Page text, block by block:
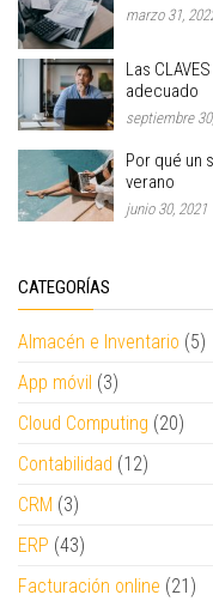
marzo 31,
Las
adecuado
septiembre
Por qué un
verano
junio 30, 2021
CATEGORÍAS
Almacén e Inventario (5)
App móvil (3)
Cloud Computing (20)
Contabilidad (12)
CRM (3)
ERP (43)
Facturación online (21)